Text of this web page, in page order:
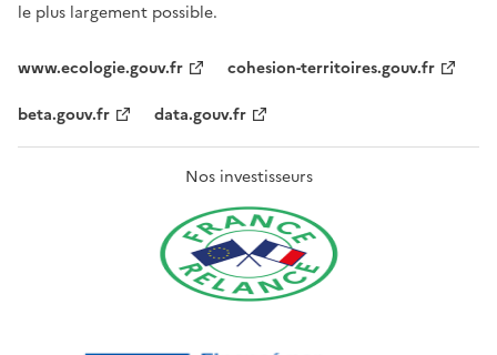
le plus largement possible.
www.ecologie.gouv.fr
cohesion-territoires.gouv.fr
beta.gouv.fr
data.gouv.fr
Nos investisseurs